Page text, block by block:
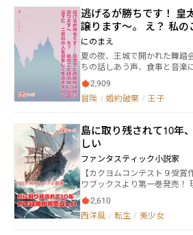
ラルドは少しずつ自分と仲間
となる。 ※※以下今作の特徴です※※ ・爽快かつテンポ
の良いストーリーを心がけています ・最初
目に遭い、底辺感があります
ッピーエンドになる物語を書きます ・序盤
場は4話、大きな山場は13話
も13話なのでそのあたりで
たらと思います ・戦闘、成長、経営、伏線、人格的勝
利や論戦的勝利の快感など、
描いていきます ・暗い話は最序盤と一部過去編以外ほ
本的に1日1話更新していきま
時のどこか） 皆さんの応援で今後も執筆を続けていけ
るかもしれません、応援のほ
ます。
うために動き始めた。しかし
で……！？ 世界を渡り歩く千年の旅が、今ここに始ま
る――。
逃げるが勝ちです！ 皇
譲ります〜。 え？ 私
ずに。二度目の人生は
にのまえ
夏の夜、王城で開かれた舞踏
ちの話しあう声、食事と音楽に満ち
たカサンドラ・マドレーヌは
出た庭園で、心は凍りついていた。 噴水の前
の聖女マリアンヌの銅像を背
て崩れ落ちた。 カサンドラが気づけば、汚れたドレ
ス、床に転がる冷たい鎖。 ――なに、これ……私が死ぬ直
前の、姿？ 「……あぁ、思い出したわ。私は一度、あ
のふたりに……殺されている」 昔？ 前世を、思い出
したカサンドラの周りは変わ
もなく、冷たい鎖にも繋がれ
戻っていた。 そう、そうだったわ。 カサンドラは静か
に笑う。 「二度と怖い思いは、もう嫌なので逃げま
す。恋愛も玉の輿もご自由に
2,909
冒険 / 婚約破棄 / 王子
島に取り残されて10年
しい
ファンタスティック小説家
【カクヨムコンテスト９受
ワブックスより第一巻発売！ 現代からの転生者オウル
は”生存不可能”とされる呪わ
ていた。 脱出をすっかり諦め
が救出しにきたことで、オウ
2,610
西洋風 / 転生 / 美少女